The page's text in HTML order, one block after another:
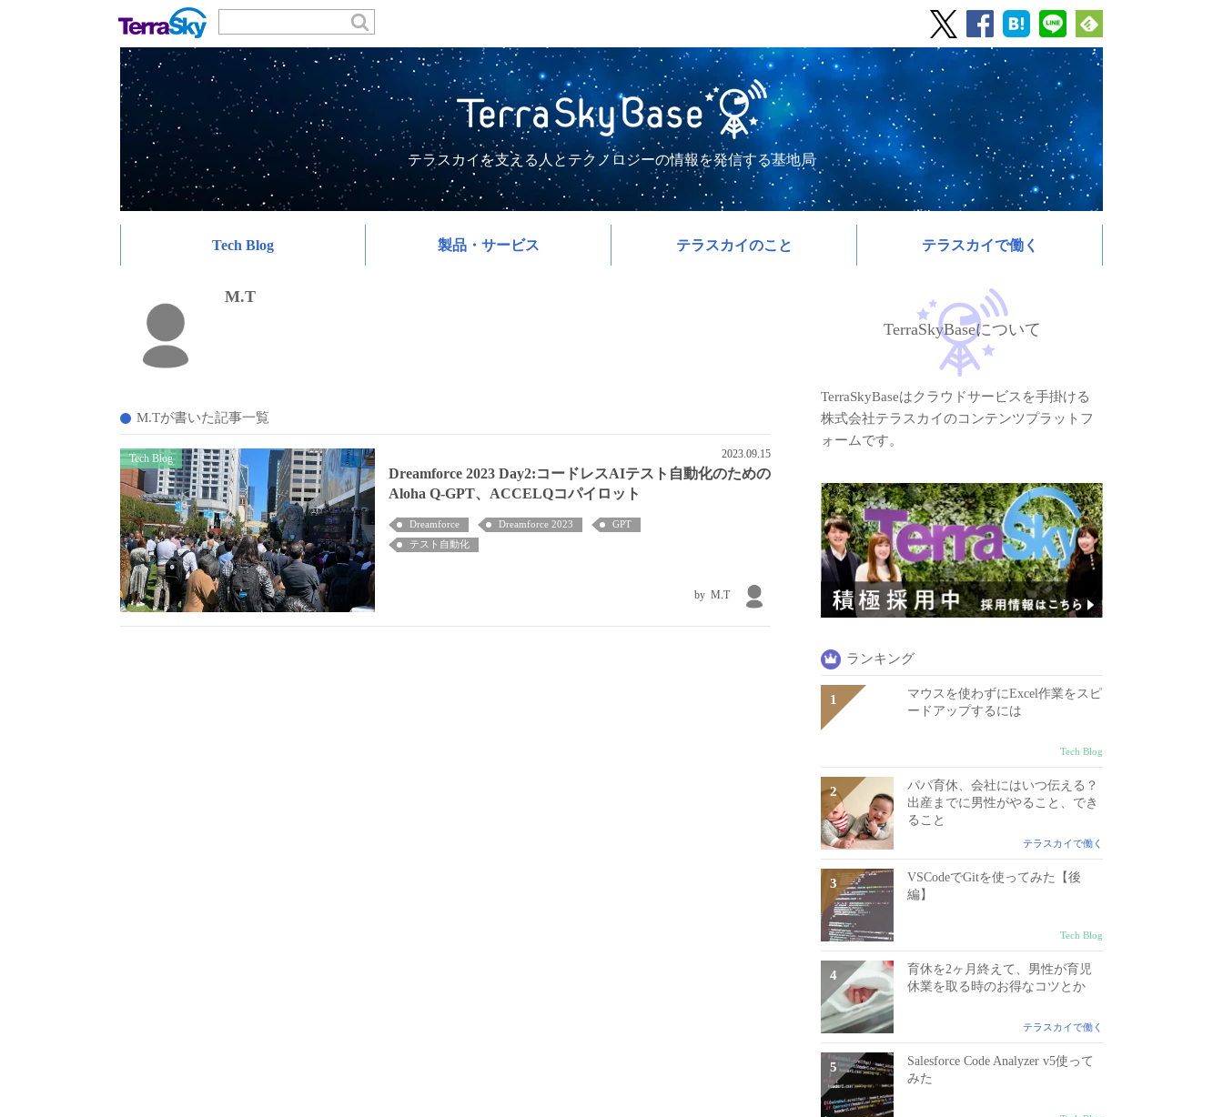
テラスカイを支える人とテクノロジーの情報を発信する基地局
Tech Blog 製品・サービス テラスカイのこと テラスカイで働く
M.T
M.Tが書いた記事一覧
Tech Blog 2023.09.15
Dreamforce 2023 Day2:コードレスAIテスト自動化のための
Aloha Q-GPT、ACCELQコパイロット
Dreamforce Dreamforce 2023
GPT
テスト自動化
M.T
TerraSkyBaseについて
TerraSkyBaseはクラウドサービスを手掛ける
株式会社テラスカイのコンテンツプラットフ
ォームです。
ランキング
マウスを使わずにExcel作業をスピ
ードアップするには
Tech Blog
パパ育休、会社にはいつ伝える？
出産までに男性がやること、でき
ること
テラスカイで働く
VSCodeでGitを使ってみた【後
編】
Tech Blog
育休を2ヶ月終えて、男性が育児
休業を取る時のお得なコツとか
テラスカイで働く
Salesforce Code Analyzer v5使って
みた